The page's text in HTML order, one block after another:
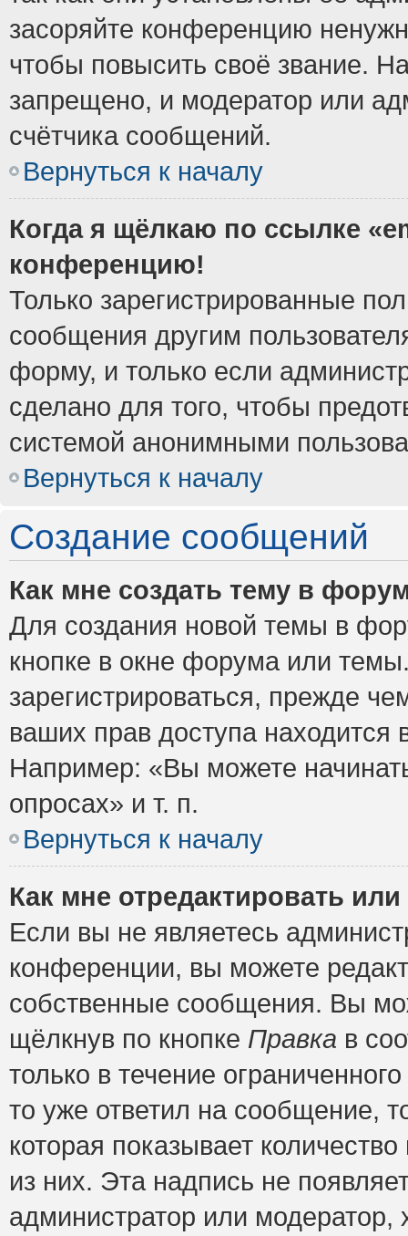
засоряйте конференцию
чтобы повысить своё звание.
запрещено, и модератор или
счётчика сообщений.
Вернуться к началу
Когда я щёлкаю по ссылке
конференцию!
Только зарегистрированные
сообщения другим
форму, и только если
сделано для того, чтобы
системой анонимными
Вернуться к началу
Создание сообщений
Как мне создать тему в
Для создания новой темы в
кнопке в окне форума или
зарегистрироваться, прежде
ваших прав доступа
Например: «Вы можете
опросах» и т. п.
Вернуться к началу
Как мне отредактировать
Если вы не являетесь
конференции, вы можете
собственные сообщения. Вы
щёлкнув по кнопке Правка в
только в течение
то уже ответил на сообщение,
которая показывает
из них. Эта надпись не
администратор или модератор,